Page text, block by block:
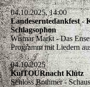
04.10.2025, 14:00
Landeserntedankfest -
Schlagsophon
Wismar Markt - Das
Programm mit Liedern
04.10.2025
KulTOURnacht Klütz
Schloss Bothmer -